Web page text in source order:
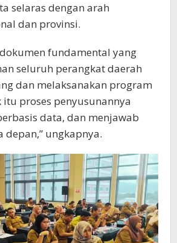
selaras dengan arah
dan provinsi.
dokumen fundamental yang
seluruh perangkat daerah
dan melaksanakan program
proses penyusunannya
data, dan menjawab
depan,” ungkapnya.